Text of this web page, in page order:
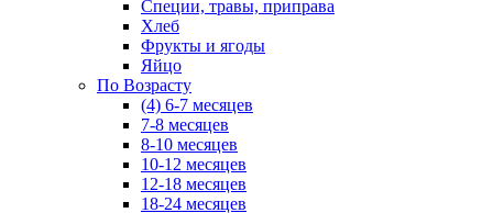
Специи, травы, приправа
Хлеб
Фрукты и ягоды
Яйцо
По Возрасту
(4) 6-7 месяцев
7-8 месяцев
8-10 месяцев
10-12 месяцев
12-18 месяцев
18-24 месяцев